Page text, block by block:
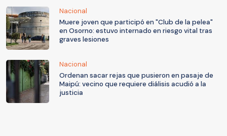
Nacional
Muere joven que participó en "Club de la pelea"
en Osorno: estuvo internado en riesgo vital tras
graves lesiones
Nacional
Ordenan sacar rejas que pusieron en pasaje de
Maipú: vecino que requiere diálisis acudió a la
justicia